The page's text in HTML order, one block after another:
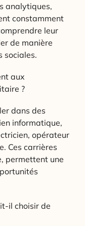
analytiques,
constamment
leur
de manière
sociales.
aux
?
dans des
informatique,
opérateur
Ces carrières
permettent une
il choisir de